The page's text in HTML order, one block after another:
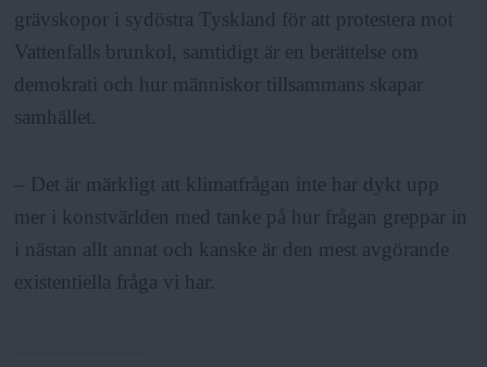
grävskopor i sydöstra Tyskland för att protestera mot
Vattenfalls brunkol, samtidigt är en berättelse om
demokrati och hur människor tillsammans skapar
samhället.
– Det är märkligt att klimatfrågan inte har dykt upp
mer i konstvärlden med tanke på hur frågan greppar in
i nästan allt annat och kanske är den mest avgörande
existentiella fråga vi har.